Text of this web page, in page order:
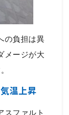
の負担は異
メージが大
温上昇
スファルト